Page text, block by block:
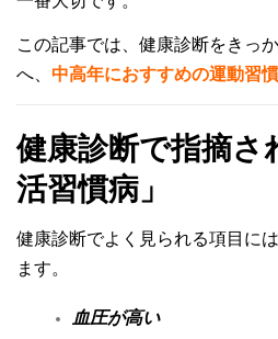
この記事では、 健康診断をきっ
へ、 中高年におすすめの運動習慣
健康診断で指摘さ
活習慣病」
健康診断でよく見られる項目に
ます。
血圧が高い